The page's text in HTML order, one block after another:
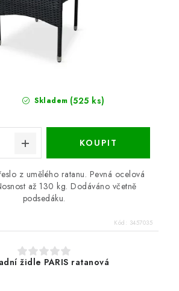
Skladem (525 ks)
z umělého ratanu. Pevná ocelová
až 130 kg. Dodáváno včetně
podsedáku.
Kód: 3457035
židle PARIS ratanová